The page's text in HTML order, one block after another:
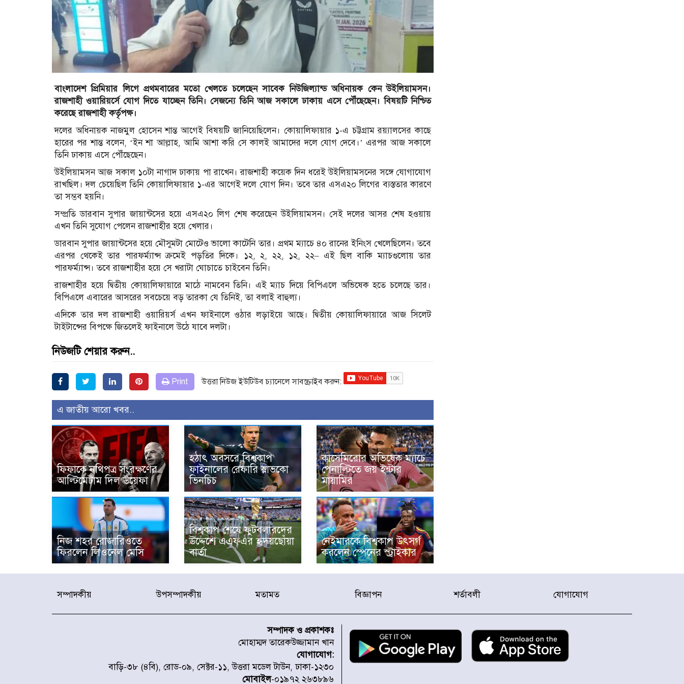
বাংলাদেশ প্রিমিয়ার লিগে প্রথমবারের মতো খেলতে চলেছেন সাবেক নিউজিল্যান্ড অধিনায়ক কেন উইলিয়ামসন।
রাজশাহী ওয়ারিয়র্সে যোগ দিতে যাচ্ছেন তিনি। সেজন্যে তিনি আজ সকালে ঢাকায় এসে পৌঁছেছেন। বিষয়টি নিশ্চিত
করেছে রাজশাহী কর্তৃপক্ষ।
দলের অধিনায়ক নাজমুল হোসেন শান্ত আগেই বিষয়টি জানিয়েছিলেন। কোয়ালিফায়ার ১-এ চট্টগ্রাম রয়্যালসের কাছে
হারের পর শান্ত বলেন, ‘ইন শা আল্লাহ, আমি আশা করি সে কালই আমাদের দলে যোগ দেবে।’ এরপর আজ সকালে
তিনি ঢাকায় এসে পৌঁছেছেন।
উইলিয়ামসন আজ সকাল ১০টা নাগাদ ঢাকায় পা রাখেন। রাজশাহী কয়েক দিন ধরেই উইলিয়ামসনের সঙ্গে যোগাযোগ
রাখছিল। দল চেয়েছিল তিনি কোয়ালিফায়ার ১-এর আগেই দলে যোগ দিন। তবে তার এসএ২০ লিগের ব্যস্ততার কারণে
তা সম্ভব হয়নি।
সম্প্রতি ডারবান সুপার জায়ান্টসের হয়ে এসএ২০ লিগ শেষ করেছেন উইলিয়ামসন। সেই দলের আসর শেষ হওয়ায়
এখন তিনি সুযোগ পেলেন রাজশাহীর হয়ে খেলার।
ডারবান সুপার জায়ান্টসের হয়ে মৌসুমটা মোটেও ভালো কাটেনি তার। প্রথম ম্যাচে ৪০ রানের ইনিংস খেলেছিলেন। তবে
এরপর থেকেই তার পারফর্ম্যান্স ক্রমেই পড়তির দিকে। ১২, ২, ২২, ১২, ২২– এই ছিল বাকি ম্যাচগুলোয় তার
পারফর্ম্যান্স। তবে রাজশাহীর হয়ে সে খরাটা ঘোচাতে চাইবেন তিনি।
রাজশাহীর হয়ে দ্বিতীয় কোয়ালিফায়ারে মাঠে নামবেন তিনি। এই ম্যাচ দিয়ে বিপিএলে অভিষেক হতে চলেছে তার।
বিপিএলে এবারের আসরের সবচেয়ে বড় তারকা যে তিনিই, তা বলাই বাহুল্য।
এদিকে তার দল রাজশাহী ওয়ারিয়র্স এখন ফাইনালে ওঠার লড়াইয়ে আছে। দ্বিতীয় কোয়ালিফায়ারে আজ সিলেট
টাইটান্সের বিপক্ষে জিতলেই ফাইনালে উঠে যাবে দলটা।
নিউজটি শেয়ার করুন..
Print উত্তরা নিউজ ইউটিউব চ্যানেলে সাবস্ক্রাইব করুন:
এ জাতীয় আরো খবর..
ফিফাকে নথিপত্র সংরক্ষণের
আল্টিমেটাম দিল উয়েফা
হঠাৎ অবসরে বিশ্বকাপ
ফাইনালের রেফারি স্লাভকো
ভিনচিচ
কাসেমিরোর অভিষেক ম্যাচে
পেনাল্টিতে জয় ইন্টার
মায়ামির
নিজ শহর রোজারিওতে
ফিরলেন লিওনেল মেসি
বিশ্বকাপ শেষে ফুটবলারদের
উদ্দেশে এএফএর হৃদয়ছোঁয়া
বার্তা
নেইমারকে বিশ্বকাপ উৎসর্গ
করলেন স্পেনের স্ট্রাইকার
সম্পাদকীয় উপসম্পাদকীয় মতামত বিজ্ঞাপন শর্তাবলী যোগাযোগ
সম্পাদক ও প্রকাশকঃ
মোহাম্মদ তারেকউজ্জামান খান
যোগাযোগ:
বাড়ি-৩৮ (৪বি), রোড-০৯, সেক্টর-১১, উত্তরা মডেল টাউন, ঢাকা-১২৩০
মোবাইল-০১৯৭২ ২৬৩৮৯৬